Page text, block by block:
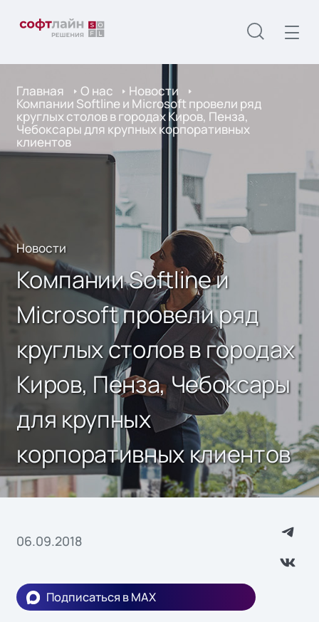
Главная О нас Новости
Компании Softline и Microsoft провели ряд
круглых столов в городах Киров, Пенза,
Чебоксары для крупных корпоративных
клиентов
Новости
Компании Softline и
Microsoft провели ряд
круглых столов в городах
Киров, Пенза, Чебоксары
для крупных
корпоративных клиентов
06.09.2018
Подписаться в MAX